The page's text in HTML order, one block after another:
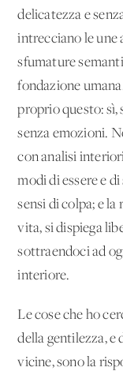
delicatezza e
intrecciano le une
sfumature
fondazione
proprio questo: sì,
senza emozioni.
con analisi
modi di essere e
sensi di colpa; e la
vita, si dispiega
sottraendoci ad
interiore.
Le cose che ho
della gentilezza, e
vicine, sono la